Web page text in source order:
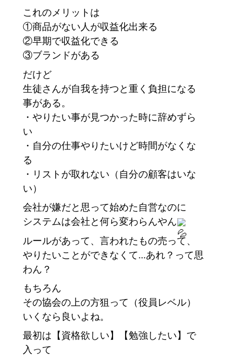
これのメリットは
①商品がない人が収益化出来る
②早期で収益化できる
③ブランドがある
だけど
生徒さんが自我を持つと重く負担になる
事がある。
・やりたい事が見つかった時に辞めずら
い
・自分の仕事やりたいけど時間がなくな
る
・リストが取れない（自分の顧客はいな
い）
会社が嫌だと思って始めた自営なのに
システムは会社と何ら変わらんやん
ルールがあって、言われたもの売って、
やりたいことができなくて…あれ？って思
わん？
もちろん
その協会の上の方狙って（役員レベル）
いくなら良いよね。
最初は【資格欲しい】【勉強したい】で
入って